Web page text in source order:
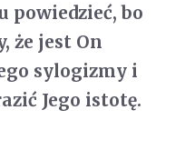
powiedzieć, bo
że jest On
sylogizmy i
Jego istotę.